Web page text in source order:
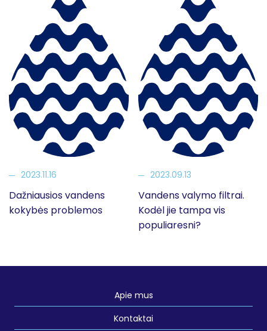
2023.11.16
Dažniausios vandens
kokybės problemos
2023.09.13
Vandens valymo filtrai.
Kodėl jie tampa vis
populiaresni?
Apie mus
Kontaktai